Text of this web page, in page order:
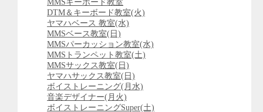
MMSキーボード教室
DTM＆キーボード教室(火)
ヤマハベース 教室(水)
MMSベース教室(日)
MMSパーカッション教室(水)
MMSトランペット教室(土)
MMSサックス教室(日)
ヤマハサックス教室(日)
ボイストレーニング(月水)
音楽デザイナー(月火)
ボイストレーニングSuper(土)